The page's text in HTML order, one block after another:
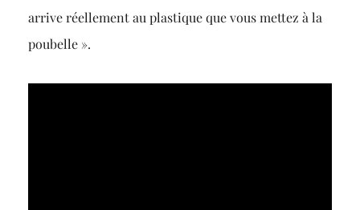
arrive réellement au plastique que vous mettez à la
poubelle ».